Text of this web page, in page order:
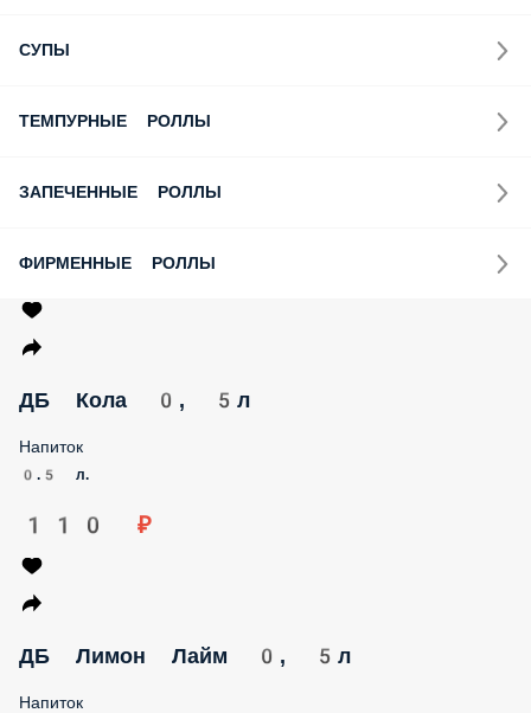
СУПЫ
ТЕМПУРНЫЕ РОЛЛЫ
ЗАПЕЧЕННЫЕ РОЛЛЫ
ФИРМЕННЫЕ РОЛЛЫ
ДБ Кола 0, 5л
Напиток
0.5 л.
110 ₽
ДБ Лимон Лайм 0, 5л
Напиток